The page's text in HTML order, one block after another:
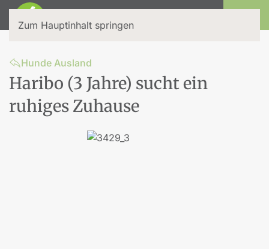
Zum Hauptinhalt springen
Hunde Ausland
Haribo (3 Jahre) sucht ein
ruhiges Zuhause